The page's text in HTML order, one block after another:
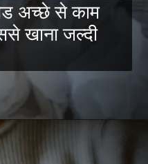
अच्छे से काम
खाना जल्दी